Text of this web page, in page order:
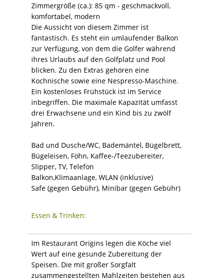
Zimmergröße (ca.): 85 qm - geschmackvoll,
komfortabel, modern
Die Aussicht von diesem Zimmer ist
fantastisch. Es steht ein umlaufender Balkon
zur Verfügung, von dem die Golfer während
ihres Urlaubs auf den Golfplatz und Pool
blicken. Zu den Extras gehören eine
Kochnische sowie eine Nespresso-Maschine.
Ein kostenloses Frühstück ist im Service
inbegriffen. Die maximale Kapazität umfasst
drei Erwachsene und ein Kind bis zu zwölf
Jahren.
Bad und Dusche/WC, Bademäntel, Bügelbrett,
Bügeleisen, Föhn, Kaffee-/Teezubereiter,
Slipper, TV, Telefon
Balkon,Klimaanlage, WLAN (inklusive)
Safe (gegen Gebühr), Minibar (gegen Gebühr)
Essen & Trinken:
Im Restaurant Origins legen die Köche viel
Wert auf eine gesunde Zubereitung der
Speisen. Die mit großer Sorgfalt
zusammengestellten Mahlzeiten bestehen aus